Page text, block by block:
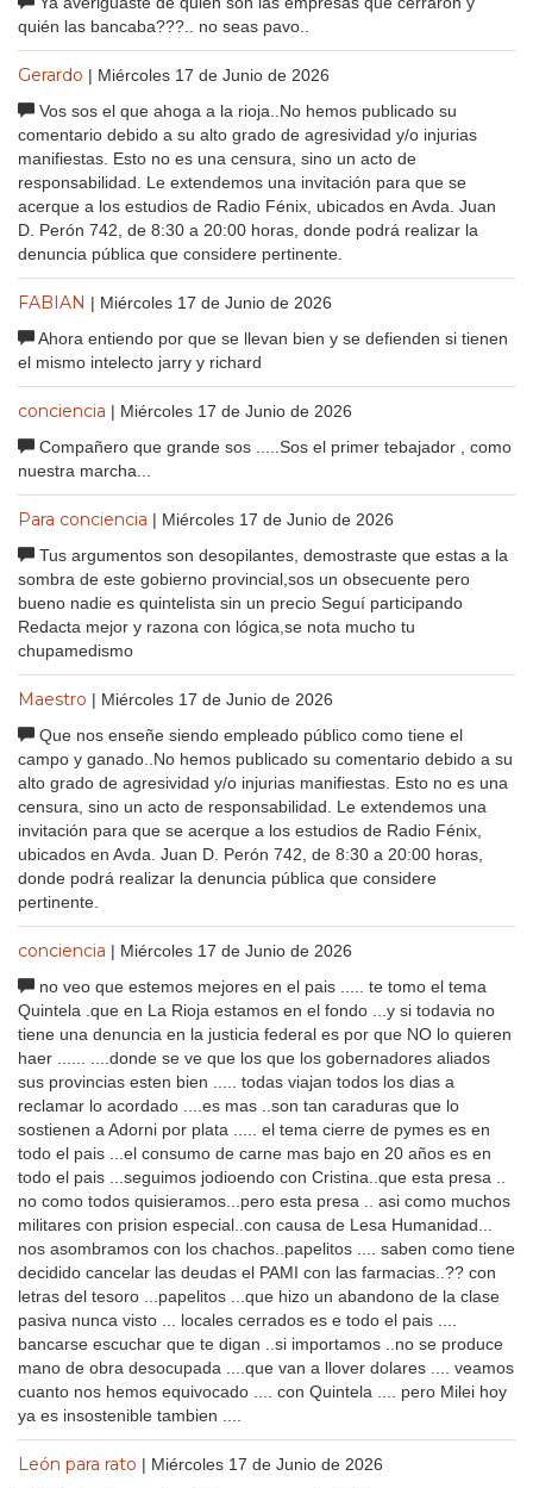
quién las bancaba???.. no seas pavo..
Gerardo | Miércoles 17 de Junio de 2026
Vos sos el que ahoga a la rioja..No hemos publicado su
comentario debido a su alto grado de agresividad y/o injurias
manifiestas. Esto no es una censura, sino un acto de
responsabilidad. Le extendemos una invitación para que se
acerque a los estudios de Radio Fénix, ubicados en Avda. Juan
D. Perón 742, de 8:30 a 20:00 horas, donde podrá realizar la
denuncia pública que considere pertinente.
FABIAN | Miércoles 17 de Junio de 2026
Ahora entiendo por que se llevan bien y se defienden si tienen
el mismo intelecto jarry y richard
conciencia | Miércoles 17 de Junio de 2026
Compañero que grande sos .....Sos el primer tebajador , como
nuestra marcha...
Para conciencia | Miércoles 17 de Junio de 2026
Tus argumentos son desopilantes, demostraste que estas a la
sombra de este gobierno provincial,sos un obsecuente pero
bueno nadie es quintelista sin un precio Seguí participando
Redacta mejor y razona con lógica,se nota mucho tu
chupamedismo
Maestro | Miércoles 17 de Junio de 2026
Que nos enseñe siendo empleado público como tiene el
campo y ganado..No hemos publicado su comentario debido a su
alto grado de agresividad y/o injurias manifiestas. Esto no es una
censura, sino un acto de responsabilidad. Le extendemos una
invitación para que se acerque a los estudios de Radio Fénix,
ubicados en Avda. Juan D. Perón 742, de 8:30 a 20:00 horas,
donde podrá realizar la denuncia pública que considere
pertinente.
conciencia | Miércoles 17 de Junio de 2026
no veo que estemos mejores en el pais ..... te tomo el tema
Quintela .que en La Rioja estamos en el fondo ...y si todavia no
tiene una denuncia en la justicia federal es por que NO lo quieren
haer ...... ....donde se ve que los que los gobernadores aliados
sus provincias esten bien ..... todas viajan todos los dias a
reclamar lo acordado ....es mas ..son tan caraduras que lo
sostienen a Adorni por plata ..... el tema cierre de pymes es en
todo el pais ...el consumo de carne mas bajo en 20 años es en
todo el pais ...seguimos jodioendo con Cristina..que esta presa ..
no como todos quisieramos...pero esta presa .. asi como muchos
militares con prision especial..con causa de Lesa Humanidad...
nos asombramos con los chachos..papelitos .... saben como tiene
decidido cancelar las deudas el PAMI con las farmacias..?? con
letras del tesoro ...papelitos ...que hizo un abandono de la clase
pasiva nunca visto ... locales cerrados es e todo el pais ....
bancarse escuchar que te digan ..si importamos ..no se produce
mano de obra desocupada ....que van a llover dolares .... veamos
cuanto nos hemos equivocado .... con Quintela .... pero Milei hoy
ya es insostenible tambien ....
León para rato | Miércoles 17 de Junio de 2026